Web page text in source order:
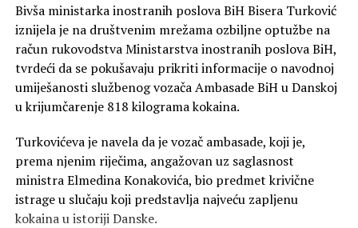
Bivša ministarka inostranih poslova BiH Bisera Turković
iznijela je na društvenim mrežama ozbiljne optužbe na
račun rukovodstva Ministarstva inostranih poslova BiH,
tvrdeći da se pokušavaju prikriti informacije o navodnoj
umiješanosti službenog vozača Ambasade BiH u Danskoj
u krijumčarenje 818 kilograma kokaina.
Turkovićeva je navela da je vozač ambasade, koji je,
prema njenim riječima, angažovan uz saglasnost
ministra Elmedina Konakovića, bio predmet krivične
istrage u slučaju koji predstavlja najveću zapljenu
kokaina u istoriji Danske.